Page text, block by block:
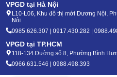
VPGD tại Hà Nội
L10-L06, Khu đô thị mới Dương Nội,
Nội
0985.626.307 | 0917.430.282 |
VPGD tại TP.HCM
118-134 Đường số 8, Phường Bình
0966.631.546 | 0988.498.393